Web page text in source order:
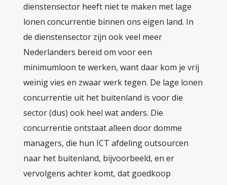
dienstensector heeft niet te maken met lage
lonen concurrentie binnen ons eigen land. In
de dienstensector zijn ook veel meer
Nederlanders bereid om voor een
minimumloon te werken, want daar kom je vrij
weinig vies en zwaar werk tegen. De lage lonen
concurrentie uit het buitenland is voor die
sector (dus) ook heel wat anders. Die
concurrentie ontstaat alleen door domme
managers, die hun ICT afdeling outsourcen
naar het buitenland, bijvoorbeeld, en er
vervolgens achter komt, dat goedkoop